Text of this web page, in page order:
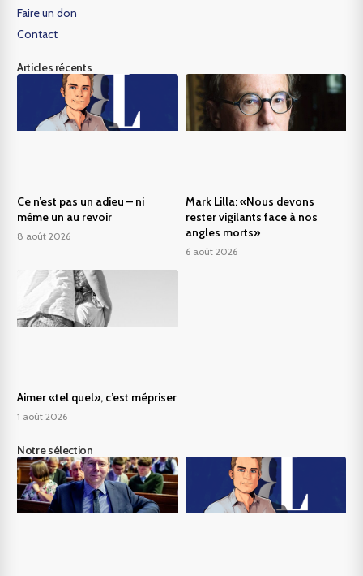
Faire un don
Contact
Articles récents
Ce n’est pas un adieu – ni
même un au revoir
8 août 2026
Mark Lilla: «Nous devons
rester vigilants face à nos
angles morts»
6 août 2026
Aimer «tel quel», c’est mépriser
1 août 2026
Notre sélection